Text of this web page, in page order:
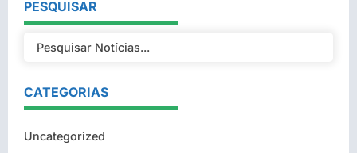
PESQUISAR
CATEGORIAS
Uncategorized